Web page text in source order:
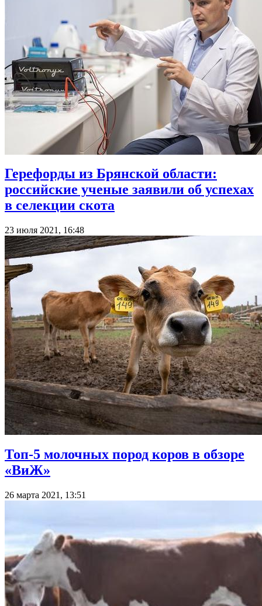
Герефорды из Брянской области:
российские ученые заявили об успехах
в селекции скота
23 июля 2021, 16:48
Топ-5 молочных пород коров в обзоре
«ВиЖ»
26 марта 2021, 13:51